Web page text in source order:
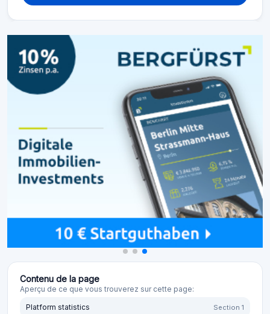
Contenu de la page
Aperçu de ce que vous trouverez sur cette page:
Platform statistics
Section 1